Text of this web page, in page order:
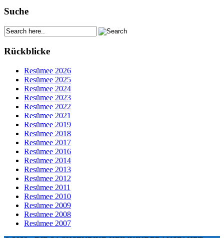
Suche
Rückblicke
Resümee 2026
Resümee 2025
Resümee 2024
Resümee 2023
Resümee 2022
Resümee 2021
Resümee 2019
Resümee 2018
Resümee 2017
Resümee 2016
Resümee 2014
Resümee 2013
Resümee 2012
Resümee 2011
Resümee 2010
Resümee 2009
Resümee 2008
Resümee 2007